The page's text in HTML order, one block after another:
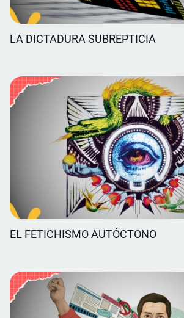
LA DICTADURA SUBREPTICIA
EL FETICHISMO AUTÓCTONO